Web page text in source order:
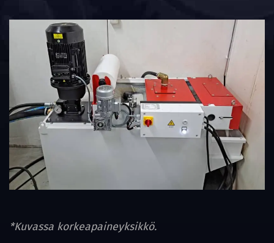
*Kuvassa korkeapaineyksikkö.